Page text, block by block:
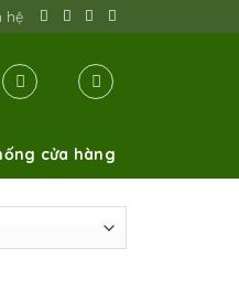
hệ
cửa hàng